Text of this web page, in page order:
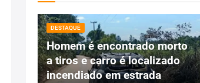
DESTAQUE
Homem é encontrado morto
a tiros e carro é localizado
incendiado em estrada